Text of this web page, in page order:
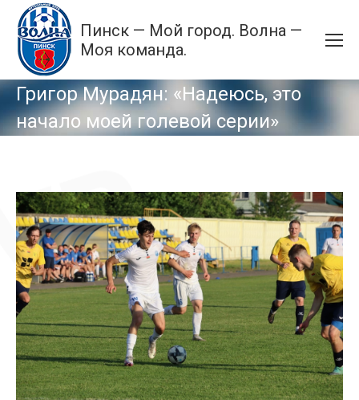
Пинск — Мой город. Волна —
Моя команда.
Григор Мурадян: «Надеюсь, это
начало моей голевой серии»